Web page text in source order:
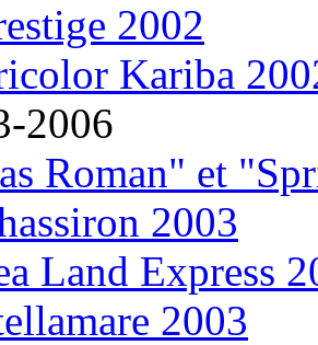
2002
Kariba
2006
Roman" et
2003
Land Express
2003